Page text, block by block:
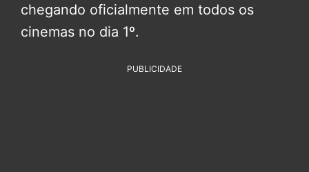
chegando oficialmente em todos os
cinemas no dia 1º.
PUBLICIDADE